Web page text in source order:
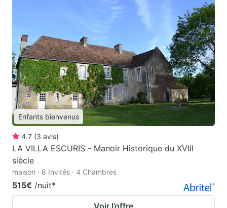
Enfants bienvenus
4.7 (3 avis)
LA VILLA ESCURIS - Manoir Historique du XVIII
siècle
maison · 8 Invités · 4 Chambres
515€ /nuit*
Voir l’offre